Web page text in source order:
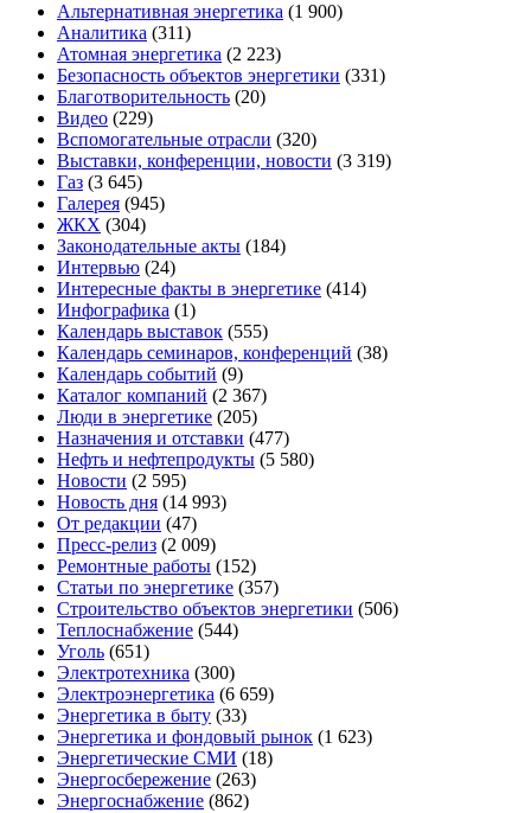
Альтернативная энергетика (1 900)
Аналитика (311)
Атомная энергетика (2 223)
Безопасность объектов энергетики (331)
Благотворительность (20)
Видео (229)
Вспомогательные отрасли (320)
Выставки, конференции, новости (3 319)
Газ (3 645)
Галерея (945)
ЖКХ (304)
Законодательные акты (184)
Интервью (24)
Интересные факты в энергетике (414)
Инфографика (1)
Календарь выставок (555)
Календарь семинаров, конференций (38)
Календарь событий (9)
Каталог компаний (2 367)
Люди в энергетике (205)
Назначения и отставки (477)
Нефть и нефтепродукты (5 580)
Новости (2 595)
Новость дня (14 993)
От редакции (47)
Пресс-релиз (2 009)
Ремонтные работы (152)
Статьи по энергетике (357)
Строительство объектов энергетики (506)
Теплоснабжение (544)
Уголь (651)
Электротехника (300)
Электроэнергетика (6 659)
Энергетика в быту (33)
Энергетика и фондовый рынок (1 623)
Энергетические СМИ (18)
Энергосбережение (263)
Энергоснабжение (862)